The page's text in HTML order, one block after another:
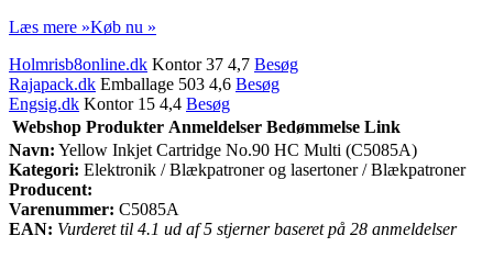
Læs mere »Køb nu »
Holmrisb8online.dk Kontor 37 4,7 Besøg
Rajapack.dk Emballage 503 4,6 Besøg
Engsig.dk Kontor 15 4,4 Besøg
Webshop Produkter Anmeldelser Bedømmelse Link
Navn: Yellow Inkjet Cartridge No.90 HC Multi (C5085A)
Kategori: Elektronik / Blækpatroner og lasertoner / Blækpatroner
Producent:
Varenummer: C5085A
EAN: Vurderet til 4.1 ud af 5 stjerner baseret på 28 anmeldelser